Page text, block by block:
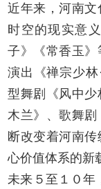
近年来，河南
时空的现实意
子》《常香玉
演出《禅宗少
型舞剧《风中
木兰》、歌舞
断改变着河南
心价值体系的新
未来５至１０年